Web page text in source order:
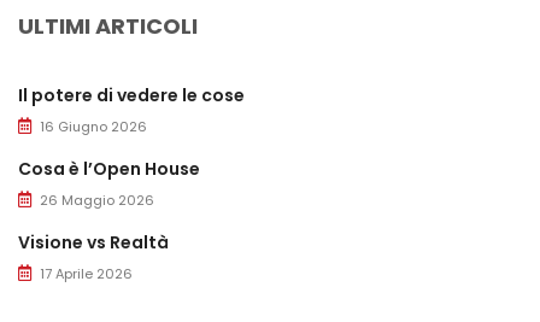
ULTIMI ARTICOLI
Il potere di vedere le cose
16 Giugno 2026
Cosa è l’Open House
26 Maggio 2026
Visione vs Realtà
17 Aprile 2026